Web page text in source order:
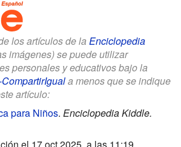
los artículos de la Enciclopedia
imágenes) se puede utilizar
personales y educativos bajo la
a menos que se indique
artículo:
para Niños. Enciclopedia Kiddle.
el 17 oct 2025, a las 11:19